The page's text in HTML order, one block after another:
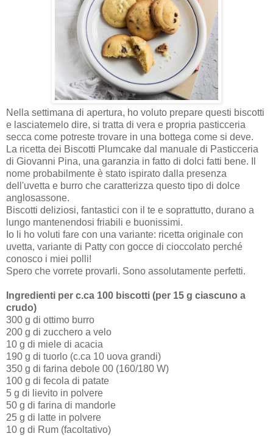
Nella settimana di apertura, ho voluto prepare questi biscotti
e lasciatemelo dire, si tratta di vera e propria pasticceria
secca come potreste trovare in una bottega come si deve.
La ricetta dei Biscotti Plumcake dal manuale di Pasticceria
di Giovanni Pina, una garanzia in fatto di dolci fatti bene. Il
nome probabilmente è stato ispirato dalla presenza
dell'uvetta e burro che caratterizza questo tipo di dolce
anglosassone.
Biscotti deliziosi, fantastici con il te e soprattutto, durano a
lungo mantenendosi friabili e buonissimi.
Io li ho voluti fare con una variante: ricetta originale con
uvetta, variante di Patty con gocce di cioccolato perché
conosco i miei polli!
Spero che vorrete provarli. Sono assolutamente perfetti.
Ingredienti per c.ca 100 biscotti (per 15 g ciascuno a
crudo)
300 g di ottimo burro
200 g di zucchero a velo
10 g di miele di acacia
190 g di tuorlo (c.ca 10 uova grandi)
350 g di farina debole 00 (160/180 W)
100 g di fecola di patate
5 g di lievito in polvere
50 g di farina di mandorle
25 g di latte in polvere
10 g di Rum (facoltativo)